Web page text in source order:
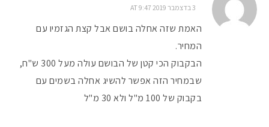
3 בדצמבר 2019 AT 9:47
האמת שזה אחלה בושם אבל קצת הגזמיו עם
המחיר.
הבקבוק הכי קטן של הבושם עולה מעל 300 ש"ח,
שבמחיר הזה אפשר להשיג אחלה בשמים עם
בקבוק של 100 מ"ל ולא 30 מ"ל